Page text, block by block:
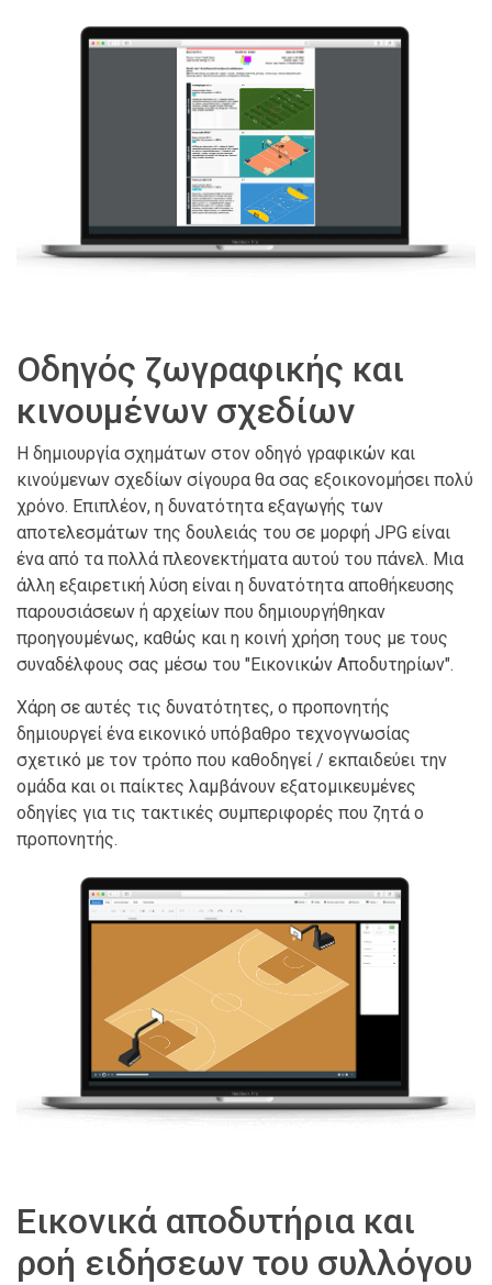
Οδηγός ζωγραφικής και
κινουμένων σχεδίων
Η δημιουργία σχημάτων στον οδηγό γραφικών και
κινούμενων σχεδίων σίγουρα θα σας εξοικονομήσει πολύ
χρόνο. Επιπλέον, η δυνατότητα εξαγωγής των
αποτελεσμάτων της δουλειάς του σε μορφή JPG είναι
ένα από τα πολλά πλεονεκτήματα αυτού του πάνελ. Μια
άλλη εξαιρετική λύση είναι η δυνατότητα αποθήκευσης
παρουσιάσεων ή αρχείων που δημιουργήθηκαν
προηγουμένως, καθώς και η κοινή χρήση τους με τους
συναδέλφους σας μέσω του "Εικονικών Αποδυτηρίων".
Χάρη σε αυτές τις δυνατότητες, ο προπονητής
δημιουργεί ένα εικονικό υπόβαθρο τεχνογνωσίας
σχετικό με τον τρόπο που καθοδηγεί / εκπαιδεύει την
ομάδα και οι παίκτες λαμβάνουν εξατομικευμένες
οδηγίες για τις τακτικές συμπεριφορές που ζητά ο
προπονητής.
Εικονικά αποδυτήρια και
ροή ειδήσεων του συλλόγου